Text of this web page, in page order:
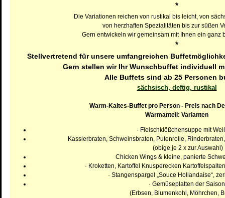
*
Die Variationen reichen von rustikal bis leicht, von
von herzhaften Spezialitäten bis zur süßen
Gern entwickeln wir gemeinsam mit Ihnen ein ganz
*
Stellvertretend für unsere umfangreichen
Gern stellen wir Ihr Wunschbuffet individuell
Alle Buffets sind ab 25 Personen
sächsisch, deftig, rustikal
Warm-Kaltes-Buffet pro Person - Preis nach
Warmanteil: Varianten
· Fleischklößchensuppe mit
Kasslerbraten, Schweinsbraten, Putenrolle,
(obige je 2 x zur Auswahl)
Chicken Wings & kleine, panierte
· Kroketten, Kartoffel Knusperecken
· Stangenspargel „Souce Hollandaise“,
· Gemüseplatten der Saison
(Erbsen, Blumenkohl, Möhrchen,